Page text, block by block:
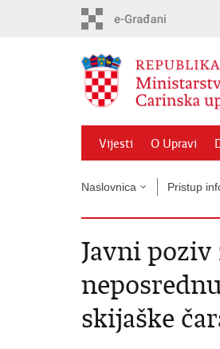
Vijesti O Upravi
Naslovnica Pristup
Javni
skijaške